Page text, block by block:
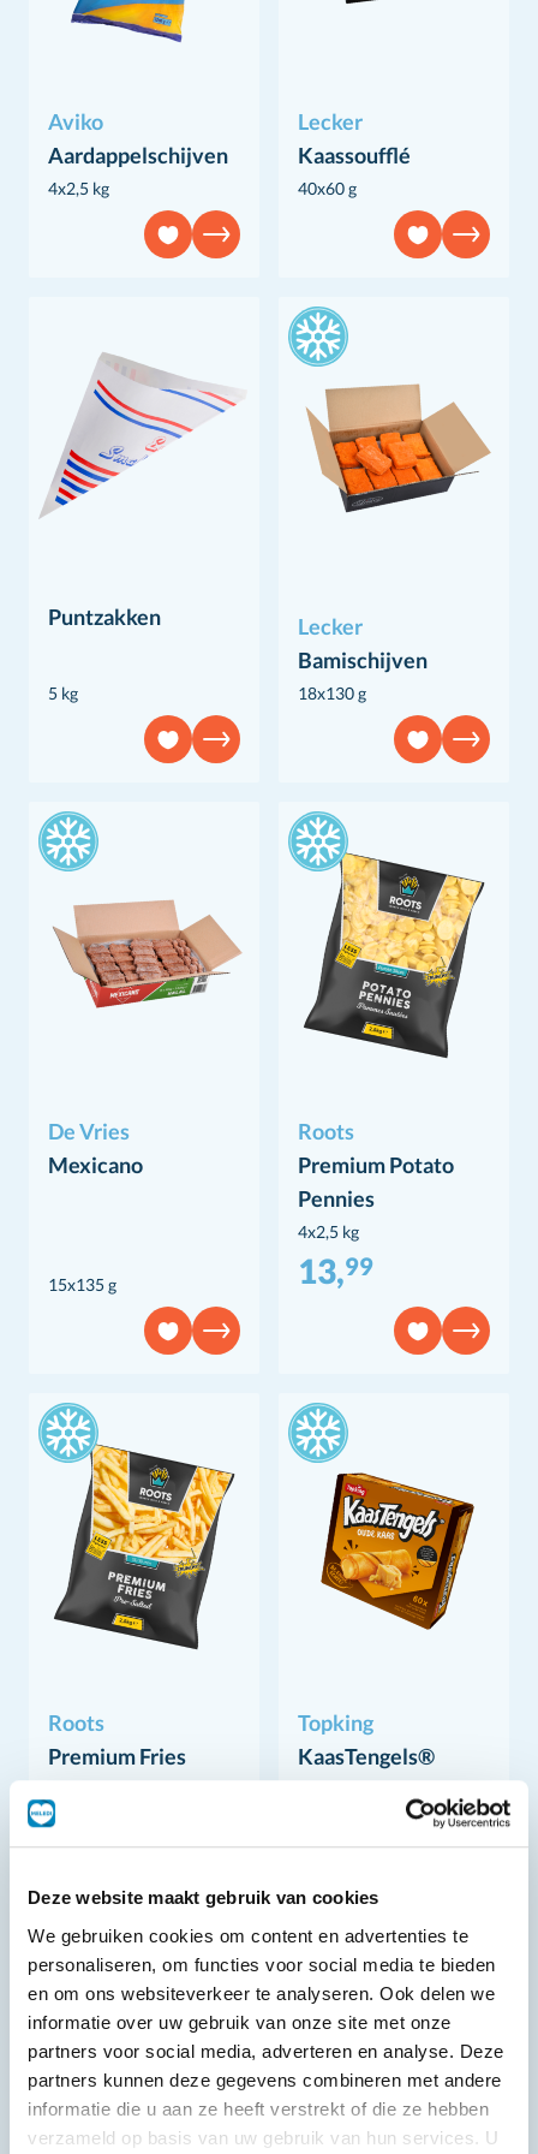
Deze website maakt gebruik van cookies
We gebruiken cookies om content en advertenties te
personaliseren, om functies voor social media te bieden
en om ons websiteverkeer te analyseren. Ook delen we
informatie over uw gebruik van onze site met onze
partners voor social media, adverteren en analyse. Deze
partners kunnen deze gegevens combineren met andere
informatie die u aan ze heeft verstrekt of die ze hebben
verzameld op basis van uw gebruik van hun services. U
Aviko
Aardappelschijven
4x2,5 kg
Lecker
Kaassoufflé
40x60 g
Puntzakken
5 kg
Lecker
Bamischijven
18x130 g
De Vries
Mexicano
15x135 g
Roots
Premium Potato
Pennies
4x2,5 kg
13,99
Roots
Premium Fries
Topking
KaasTengels®